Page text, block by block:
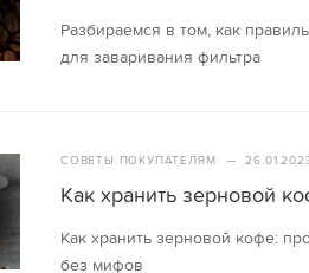
Разбираемся в том, как
для заваривания фильтра
СОВЕТЫ ПОКУПАТЕЛЯМ —
Как хранить зерновой
Как хранить зерновой кофе:
без мифов